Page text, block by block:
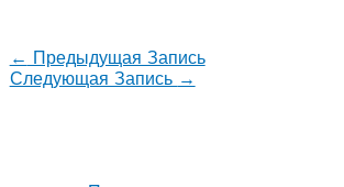
← Предыдущая Запись
Следующая Запись →